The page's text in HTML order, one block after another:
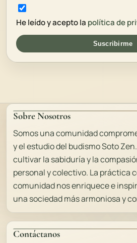
He leído y acepto la política de
Suscribirme
Sobre Nosotros
Somos una comunidad
y el estudio del budismo Soto
cultivar la sabiduría y la
personal y colectivo. La práctica
comunidad nos enriquece e
una sociedad más armoniosa y
Contáctanos